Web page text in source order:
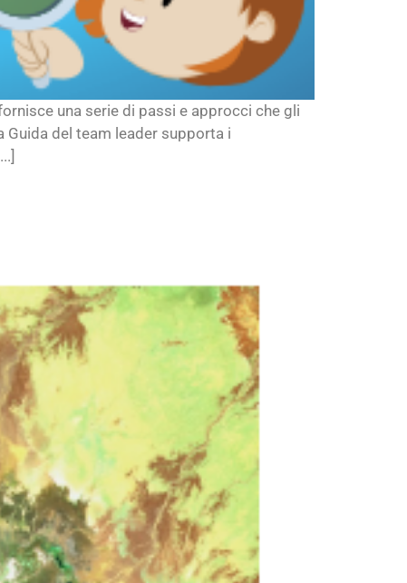
una serie di passi e approcci che gli
del team leader supporta i